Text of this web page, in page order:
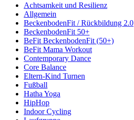
Achtsamkeit und Resilienz
Allgemein
BeckenbodenFit / Rückbildung 2.0
BeckenbodenFit 50+
BeFit BeckenbodenFit (50+)
BeFit Mama Workout
Contemporary Dance
Core Balance
Eltern-Kind Turnen
Fußball
Hatha Yoga
HipHop
Indoor Cycling